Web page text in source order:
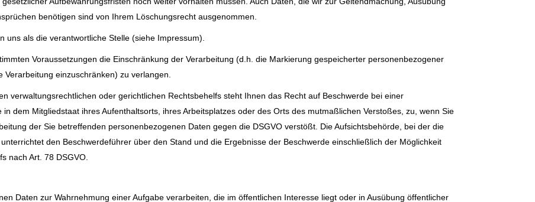
benötigen sind von Ihrem Löschungsrecht ausgenommen.
uns als die verantwortliche Stelle (siehe Impressum).
Voraussetzungen die Einschränkung der Verarbeitung (d.h. die Markierung gespeicherter personenbezogener
einzuschränken) zu verlangen.
verwaltungsrechtlichen oder gerichtlichen Rechtsbehelfs steht Ihnen das Recht auf Beschwerde bei einer
dem Mitgliedstaat ihres Aufenthaltsorts, ihres Arbeitsplatzes oder des Orts des mutmaßlichen Verstoßes, zu, wenn Sie
der Sie betreffenden personenbezogenen Daten gegen die DSGVO verstößt. Die Aufsichtsbehörde, bei der die
den Beschwerdeführer über den Stand und die Ergebnisse der Beschwerde einschließlich der Möglichkeit
nach Art. 78 DSGVO.
Daten zur Wahrnehmung einer Aufgabe verarbeiten, die im öffentlichen Interesse liegt oder in Ausübung öffentlicher